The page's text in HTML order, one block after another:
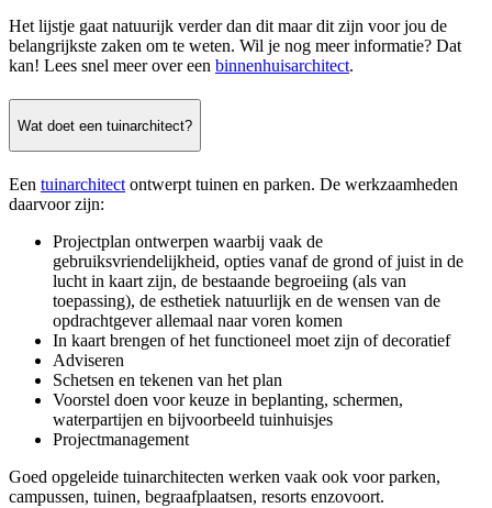
Het lijstje gaat natuurijk verder dan dit maar dit zijn voor jou de
belangrijkste zaken om te weten. Wil je nog meer informatie? Dat
kan! Lees snel meer over een binnenhuisarchitect.
Wat doet een tuinarchitect?
Een tuinarchitect ontwerpt tuinen en parken. De werkzaamheden
daarvoor zijn:
Projectplan ontwerpen waarbij vaak de
gebruiksvriendelijkheid, opties vanaf de grond of juist in de
lucht in kaart zijn, de bestaande begroeiing (als van
toepassing), de esthetiek natuurlijk en de wensen van de
opdrachtgever allemaal naar voren komen
In kaart brengen of het functioneel moet zijn of decoratief
Adviseren
Schetsen en tekenen van het plan
Voorstel doen voor keuze in beplanting, schermen,
waterpartijen en bijvoorbeeld tuinhuisjes
Projectmanagement
Goed opgeleide tuinarchitecten werken vaak ook voor parken,
campussen, tuinen, begraafplaatsen, resorts enzovoort.